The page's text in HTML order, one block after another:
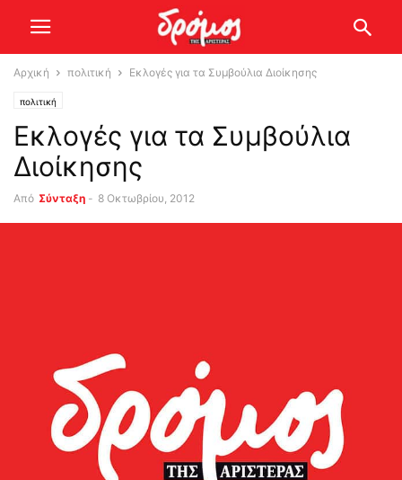
Αρχική πολιτική Εκλογές για τα Συμβούλια Διοίκησης
πολιτική
Εκλογές για τα Συμβούλια
Διοίκησης
Από Σύνταξη - 8 Οκτωβρίου, 2012